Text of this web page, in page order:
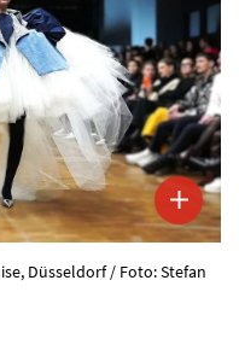
Düsseldorf / Foto: Stefan